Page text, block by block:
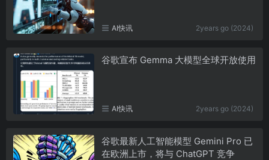
AI快讯 2years go (2024)
谷歌宣布 Gemma 大模型全球开放使用
AI快讯 2years go (2024)
谷歌最新人工智能模型 Gemini Pro 已
在欧洲上市，将与 ChatGPT 竞争